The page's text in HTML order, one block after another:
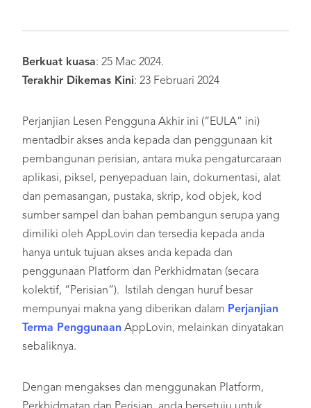
Berkuat kuasa: 25 Mac 2024.
Terakhir Dikemas Kini: 23 Februari 2024
Perjanjian Lesen Pengguna Akhir ini (“EULA” ini)
mentadbir akses anda kepada dan penggunaan kit
pembangunan perisian, antara muka pengaturcaraan
aplikasi, piksel, penyepaduan lain, dokumentasi, alat
dan pemasangan, pustaka, skrip, kod objek, kod
sumber sampel dan bahan pembangun serupa yang
dimiliki oleh AppLovin dan tersedia kepada anda
hanya untuk tujuan akses anda kepada dan
penggunaan Platform dan Perkhidmatan (secara
kolektif, “Perisian”). Istilah dengan huruf besar
mempunyai makna yang diberikan dalam Perjanjian
Terma Penggunaan AppLovin, melainkan dinyatakan
sebaliknya.
Dengan mengakses dan menggunakan Platform,